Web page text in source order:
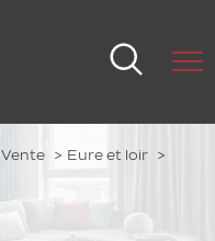
Vente
Eure et loir